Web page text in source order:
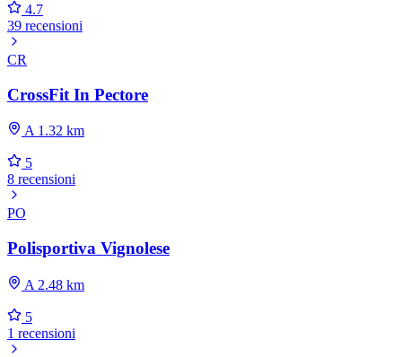
4.7
39 recensioni
CR
CrossFit In Pectore
A 1.32 km
5
8 recensioni
PO
Polisportiva Vignolese
A 2.48 km
5
1 recensioni